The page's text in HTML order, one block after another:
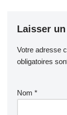
Laisser
Votre adresse
obligatoires
Nom *